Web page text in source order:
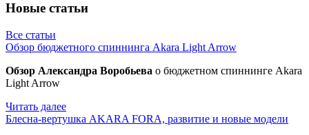
Новые статьи
Все статьи
Обзор бюджетного спиннинга Akara Light Arrow
Обзор Александра Воробьева о бюджетном спиннинге Akara
Light Arrow
Читать далее
Блесна-вертушка AKARA FORA, развитие и новые модели